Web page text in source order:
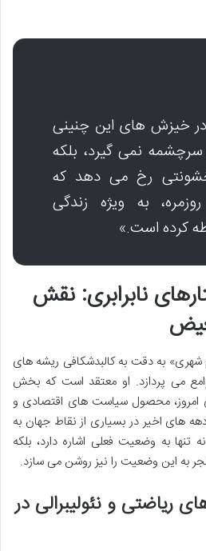
خیزش های این چنینی
نمی گیرد، بلکه
رخ می دهد که
به ویژه زندگی
کرده است.»
نابرابری: نقش
به دقت به کالبدشکافی ریشه های
می پردازد. او معتقد است که بخش
امروز، محصول سیاست های اقتصادی و
های اخیر در بسیاری از نقاط جهان به
تنها به وضعیت فعلی اشاره دارد، بلکه
به این وضعیت را نیز روشن می سازد.
ریاضتی و نئولیبرالی در